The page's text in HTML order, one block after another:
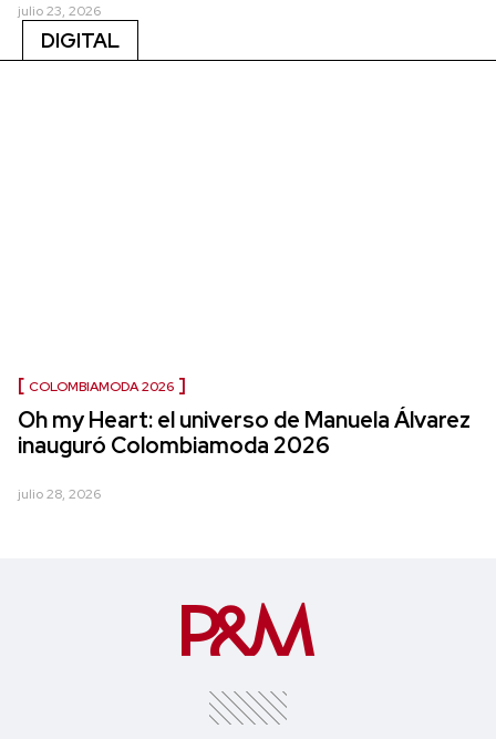
julio 23, 2026
DIGITAL
COLOMBIAMODA 2026
Oh my Heart: el universo de Manuela Álvarez
inauguró Colombiamoda 2026
julio 28, 2026